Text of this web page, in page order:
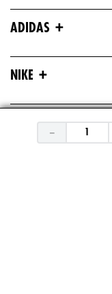
－
ADIDAS +
NIKE +
ASICS +